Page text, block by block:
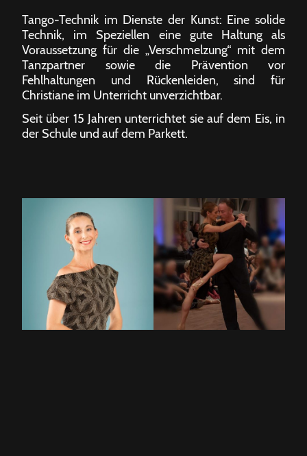
Tango-Technik im Dienste der Kunst: Eine solide
Technik, im Speziellen eine gute Haltung als
Voraussetzung für die „Verschmelzung“ mit dem
Tanzpartner sowie die Prävention vor
Fehlhaltungen und Rückenleiden, sind für
Christiane im Unterricht unverzichtbar.
Seit über 15 Jahren unterrichtet sie auf dem Eis, in
der Schule und auf dem Parkett.